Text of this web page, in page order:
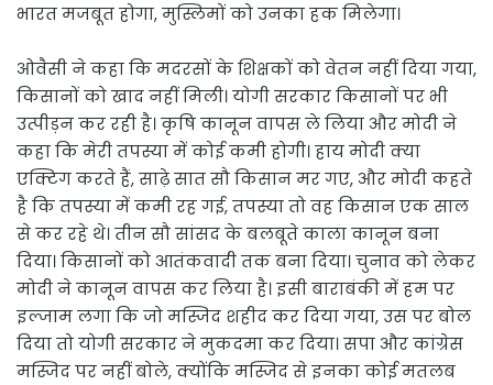
भारत मजबूत होगा, मुस्लिमों को उनका हक मिलेगा।
ओवैसी ने कहा कि मदरसों के शिक्षकों को वेतन नहीं दिया गया,
किसानों को खाद नहीं मिली। योगी सरकार किसानों पर भी
उत्पीड़न कर रही है। कृषि कानून वापस ले लिया और मोदी ने
कहा कि मेरी तपस्या में कोई कमी होगी। हाय मोदी क्या
एक्टिग करते हैं, साढ़े सात सौ किसान मर गए, और मोदी कहते
है कि तपस्या में कमी रह गई, तपस्या तो वह किसान एक साल
से कर रहे थे। तीन सौ सांसद के बलबूते काला कानून बना
दिया। किसानों को आतंकवादी तक बना दिया। चुनाव को लेकर
मोदी ने कानून वापस कर लिया है। इसी बाराबंकी में हम पर
इल्जाम लगा कि जो मस्जिद शहीद कर दिया गया, उस पर बोल
दिया तो योगी सरकार ने मुकदमा कर दिया। सपा और कांग्रेस
मस्जिद पर नहीं बोले, क्योंकि मस्जिद से इनका कोई मतलब